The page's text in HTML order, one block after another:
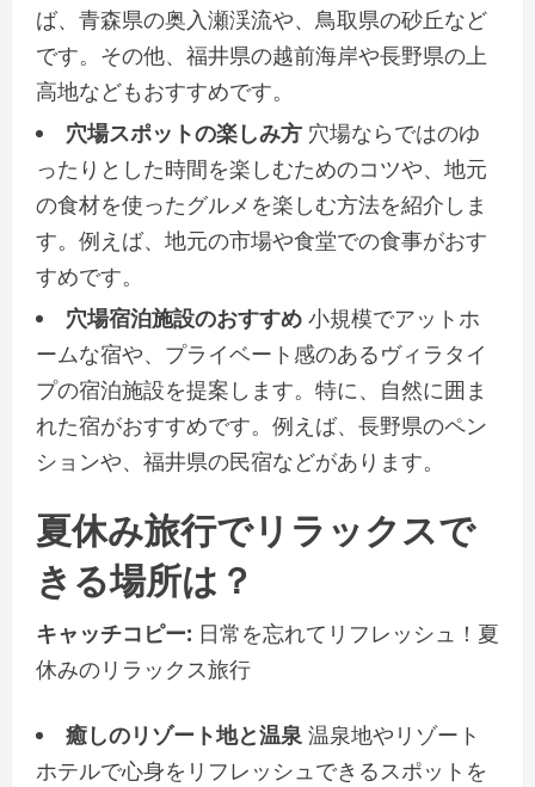
ば、青森県の奥入瀬渓流や、鳥取県の砂丘など
です。その他、福井県の越前海岸や長野県の上
高地などもおすすめです。
穴場スポットの楽しみ方 穴場ならではのゆ
ったりとした時間を楽しむためのコツや、地元
の食材を使ったグルメを楽しむ方法を紹介しま
す。例えば、地元の市場や食堂での食事がおす
すめです。
穴場宿泊施設のおすすめ 小規模でアットホ
ームな宿や、プライベート感のあるヴィラタイ
プの宿泊施設を提案します。特に、自然に囲ま
れた宿がおすすめです。例えば、長野県のペン
ションや、福井県の民宿などがあります。
夏休み旅行でリラックスで
きる場所は？
キャッチコピー: 日常を忘れてリフレッシュ！夏
休みのリラックス旅行
癒しのリゾート地と温泉 温泉地やリゾート
ホテルで心身をリフレッシュできるスポットを